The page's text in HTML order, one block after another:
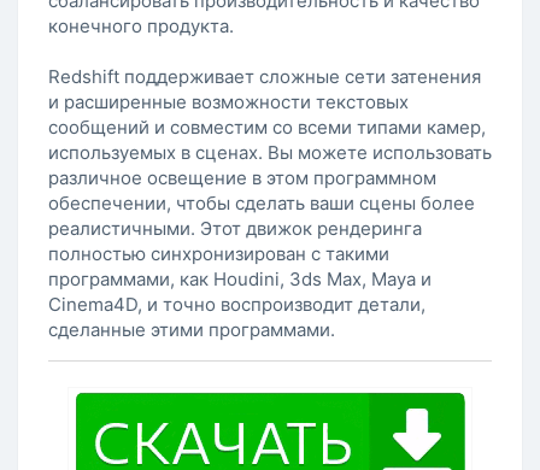
конечного продукта.
Redshift поддерживает сложные сети затенения
и расширенные возможности текстовых
сообщений и совместим со всеми типами камер,
используемых в сценах. Вы можете использовать
различное освещение в этом программном
обеспечении, чтобы сделать ваши сцены более
реалистичными. Этот движок рендеринга
полностью синхронизирован с такими
программами, как Houdini, 3ds Max, Maya и
Cinema4D, и точно воспроизводит детали,
сделанные этими программами.